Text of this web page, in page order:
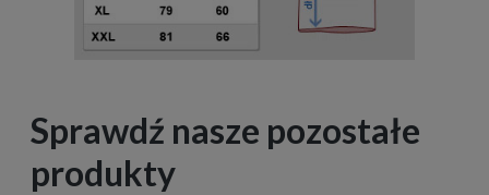
Sprawdź nasze pozostałe
produkty